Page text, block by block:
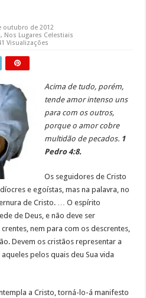
outubro de 2012
, Nos Lugares Celestiais
Visualizações
Acima de tudo, porém,
tende amor intenso uns
para com os outros,
porque o amor cobre
multidão de pecados. 1
Pedro 4:8.
Os seguidores de Cristo
e egoístas, mas na palavra, no
de Cristo. … O espírito
de Deus, e não deve ser
nem para com os descrentes,
Devem os cristãos representar a
pelos quais deu Sua vida
a Cristo, torná-lo-á manifesto